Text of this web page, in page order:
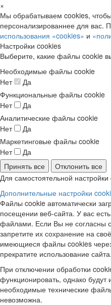
×
Мы обрабатываем cookies,
персонализированнее для вас.
использования «cookies» и
Настройки cookies
Выберите, какие файлы cookie
Необходимые файлы cookie
Нет
Да
Функциональные файлы cookie
Нет
Да
Аналитические файлы cookie
Нет
Да
Маркетинговые файлы cookie
Нет
Да
Принять все
Отклонить все
Для самостоятельной настройки
Дополнительные настройки
Файлы cookie автоматически
посещении веб-сайта. У вас
файлами. Если Вы не согласны
запретите их сохранение на
имеющиеся файлы cookies
прекратите использование сайта.
При отключении обработки
функционировать, однако будут
необходимые технические
невозможна.